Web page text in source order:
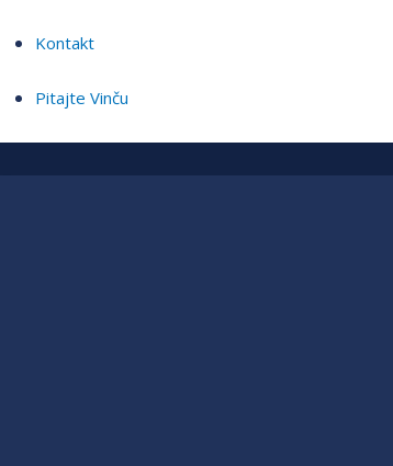
Kontakt
Pitajte Vinču